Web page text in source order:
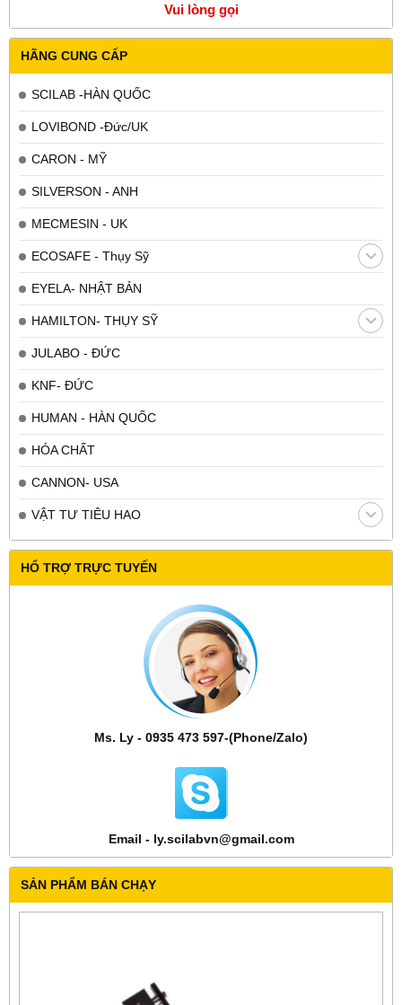
HÃNG CUNG CẤP
SCILAB -HÀN QUỐC
LOVIBOND -Đức/UK
CARON - MỸ
SILVERSON - ANH
MECMESIN - UK
ECOSAFE - Thụy Sỹ
EYELA- NHẬT BẢN
HAMILTON- THỤY SỸ
JULABO - ĐỨC
KNF- ĐỨC
HUMAN - HÀN QUỐC
HÓA CHẤT
CANNON- USA
VẬT TƯ TIÊU HAO
HỔ TRỢ TRỰC TUYẾN
Ms. Ly - 0935 473 597-(Phone/Zalo)
Email - ly.scilabvn@gmail.com
SẢN PHẨM BÁN CHẠY
Vui lòng gọi